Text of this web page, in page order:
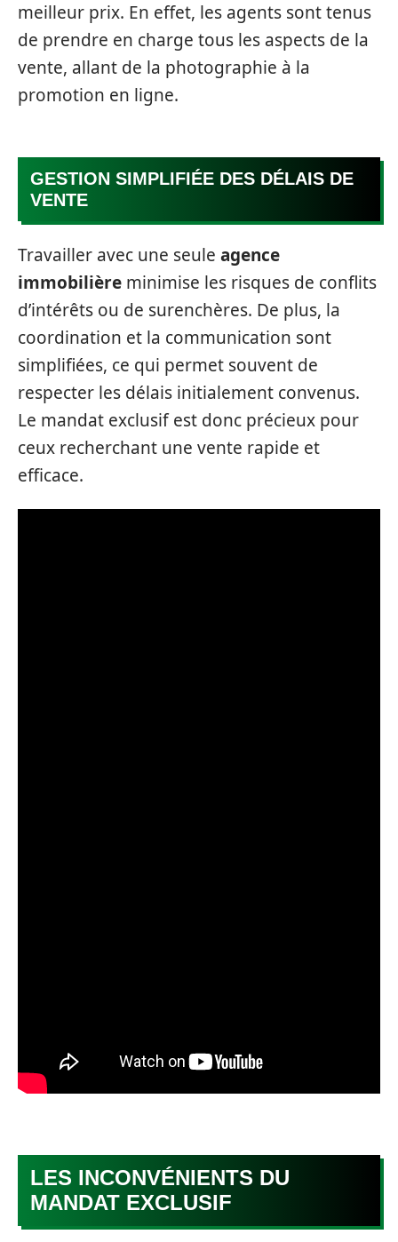
meilleur prix. En effet, les agents sont tenus
de prendre en charge tous les aspects de la
vente, allant de la photographie à la
promotion en ligne.
GESTION SIMPLIFIÉE DES DÉLAIS DE
VENTE
Travailler avec une seule agence
immobilière minimise les risques de conflits
d’intérêts ou de surenchères. De plus, la
coordination et la communication sont
simplifiées, ce qui permet souvent de
respecter les délais initialement convenus.
Le mandat exclusif est donc précieux pour
ceux recherchant une vente rapide et
efficace.
LES INCONVÉNIENTS DU
MANDAT EXCLUSIF